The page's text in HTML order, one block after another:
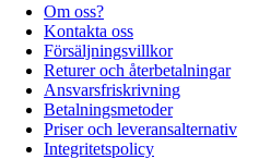
Om oss?
Kontakta oss
Försäljningsvillkor
Returer och återbetalningar
Ansvarsfriskrivning
Betalningsmetoder
Priser och leveransalternativ
Integritetspolicy